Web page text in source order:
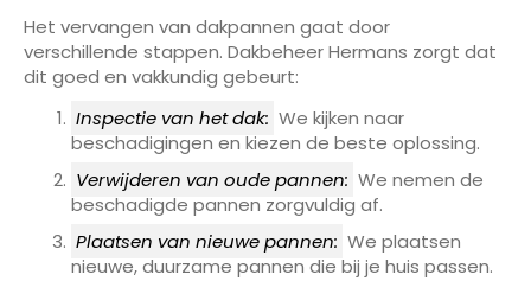
Het vervangen van dakpannen gaat door
verschillende stappen. Dakbeheer Hermans zorgt dat
dit goed en vakkundig gebeurt:
Inspectie van het dak: We kijken naar
beschadigingen en kiezen de beste oplossing.
Verwijderen van oude pannen: We nemen de
beschadigde pannen zorgvuldig af.
Plaatsen van nieuwe pannen: We plaatsen
nieuwe, duurzame pannen die bij je huis passen.